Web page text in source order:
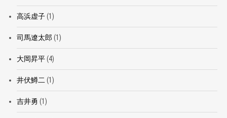
高浜虚子(1)
司馬遼太郎 (1)
大岡昇平(4)
井伏鱒二(1)
吉井勇 (1)